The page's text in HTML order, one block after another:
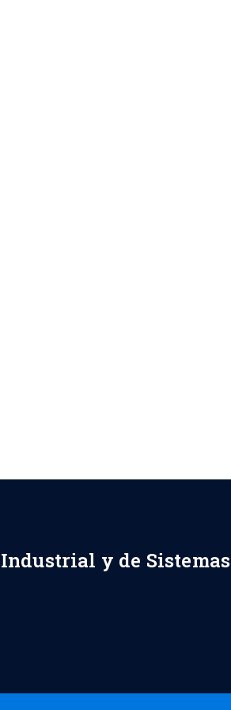
y de Sistemas